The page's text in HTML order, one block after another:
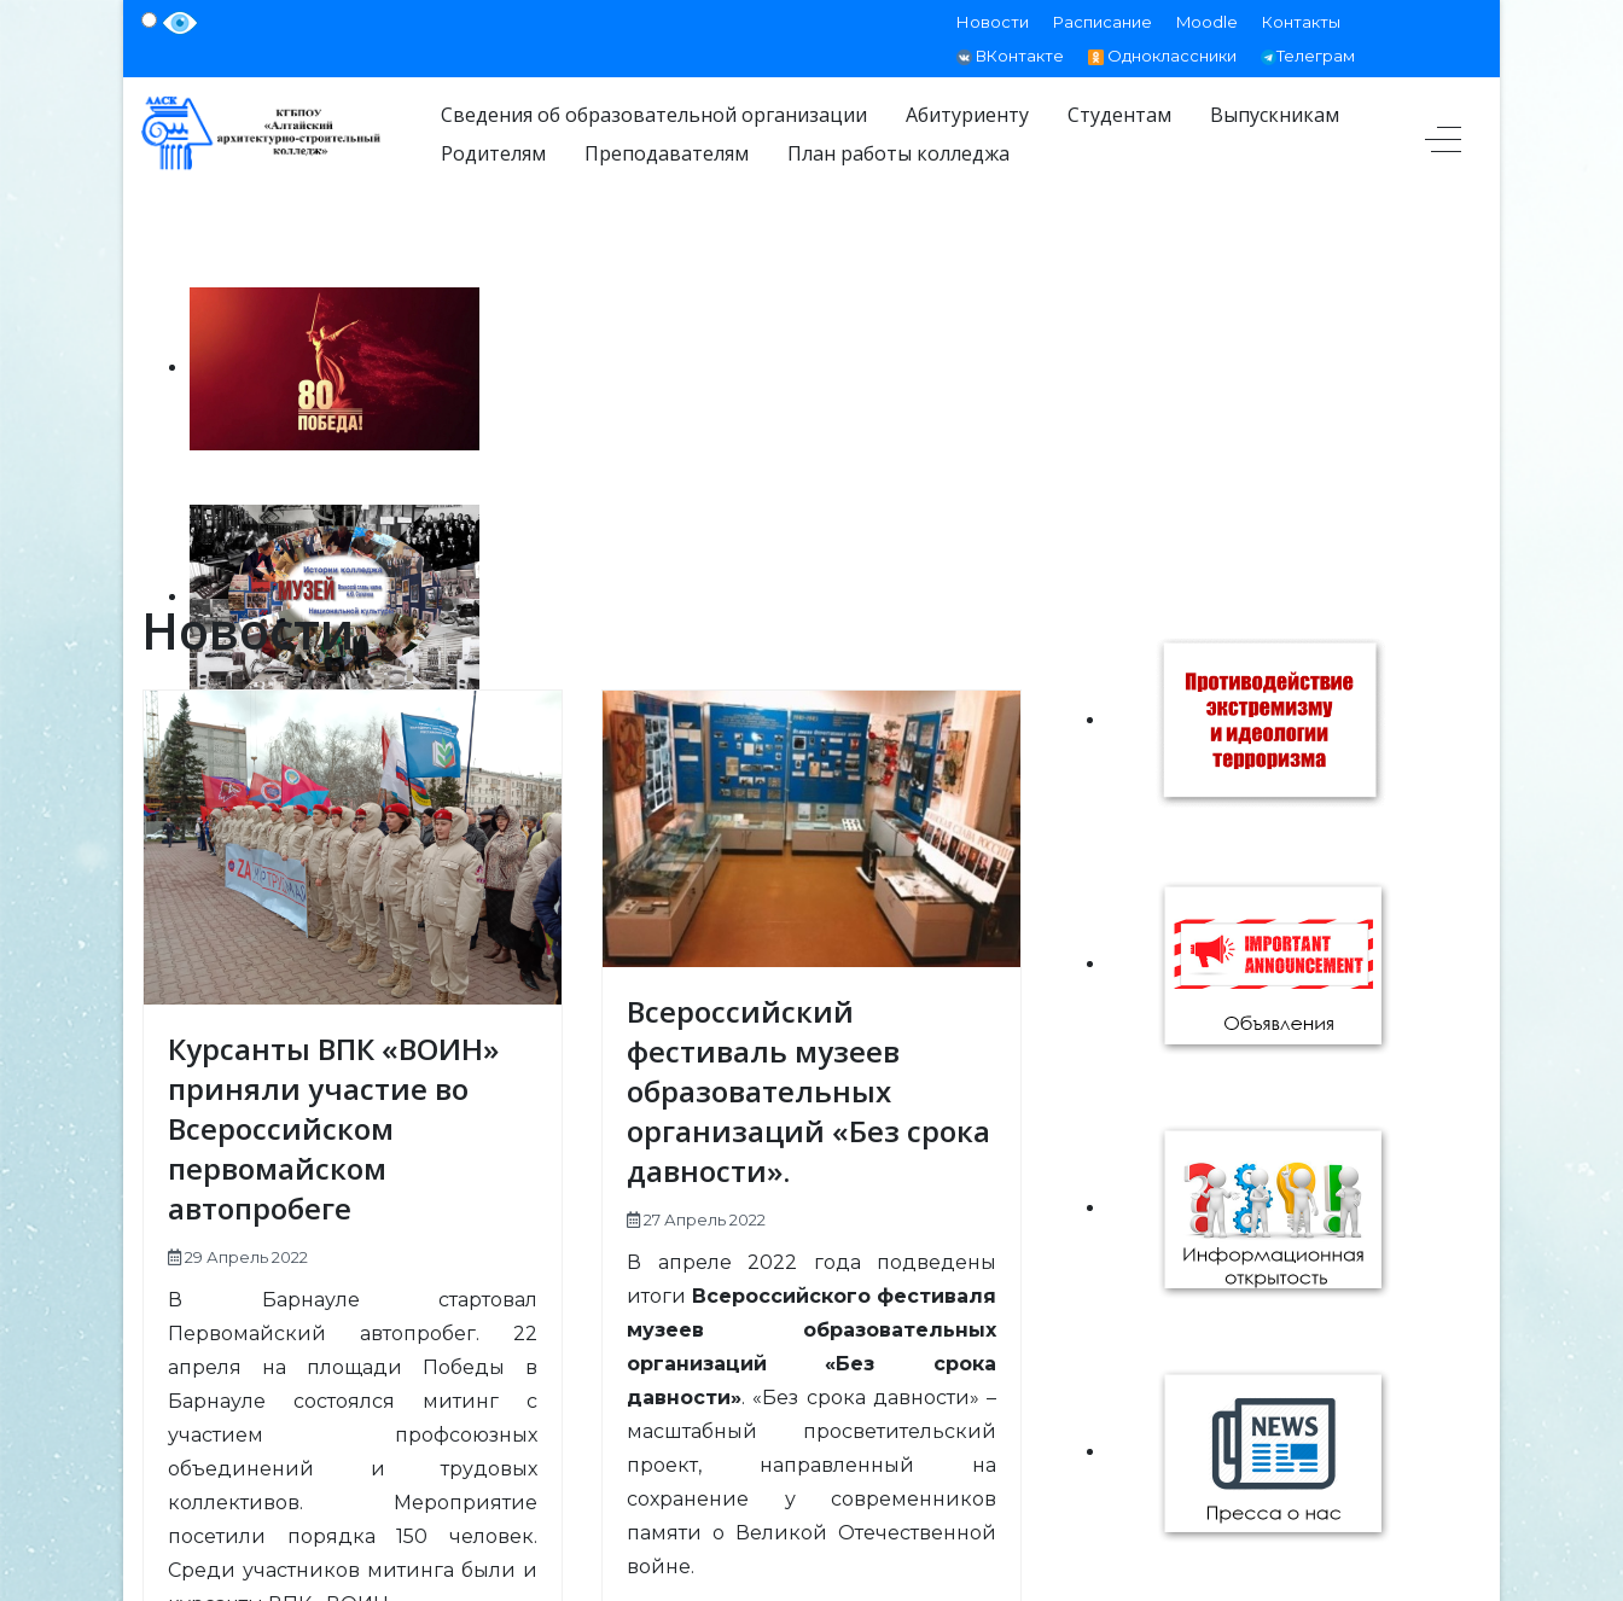
Новости Расписание Moodle
Контакты
ВКонтакте
Одноклассники Телеграм
Сведения об образовательной организации Абитуриенту Студентам
Выпускникам
Родителям
Преподавателям План работы колледжа
Новости
Курсанты ВПК «ВОИН»
приняли участие во
Всероссийском
первомайском
автопробеге
29 Апрель 2022
В Барнауле стартовал
Первомайский автопробег. 22
апреля на площади Победы в
Барнауле состоялся митинг с
участием профсоюзных
объединений и трудовых
коллективов. Мероприятие
посетили порядка 150 человек.
Среди участников митинга были и
Всероссийский
фестиваль музеев
образовательных
организаций «Без срока
давности».
27 Апрель 2022
В апреле 2022 года подведены
итоги Всероссийского фестиваля
музеев образовательных
организаций
«Без срока
давности». «Без срока давности» –
масштабный просветительский
проект, направленный на
сохранение у современников
памяти о Великой Отечественной
войне.